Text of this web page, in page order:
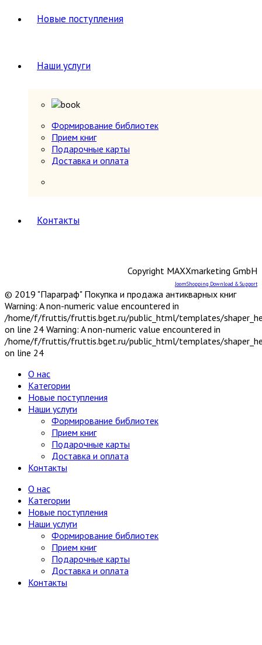
Теория и история искусства, эстетика
периодов
Средние века (476-1640 гг.)
История России
Книги на иностранных языках
Книговедение, библиография, полиграфия
Коллекционирование (марки, монеты,
награды и др.)
Краеведение России
6
Другое
Москва
Литературоведение
Марксистско-ленинская литература
Математика
Машиностроение, приборостроение
Медицина
Анатомия и физиология
Психиатрия, нервные болезни
Хирургия, онкология, травматология,
Металлургия, горное дело
Миниатюрные издания
Новые поступления
Наши услуги
Формирование библиотек
Прием книг
Подарочные карты
Доставка и оплата
Контакты
Copyright MAXXmarketing GmbH
JoomShopping Download & Support
© 2019 "Параграф" Покупка и продажа антикварных книг
Warning: A non-numeric value encountered in
/home/f/fruttis/fruttis.bget.ru/public_html/templates/
on line 24 Warning: A non-numeric value encountered in
/home/f/fruttis/fruttis.bget.ru/public_html/templates/
on line 24
О нас
Категории
Новые поступления
Наши услуги
Формирование библиотек
Прием книг
Подарочные карты
Доставка и оплата
Контакты
О нас
Категории
Новые поступления
Наши услуги
Формирование библиотек
Прием книг
Подарочные карты
Доставка и оплата
Контакты